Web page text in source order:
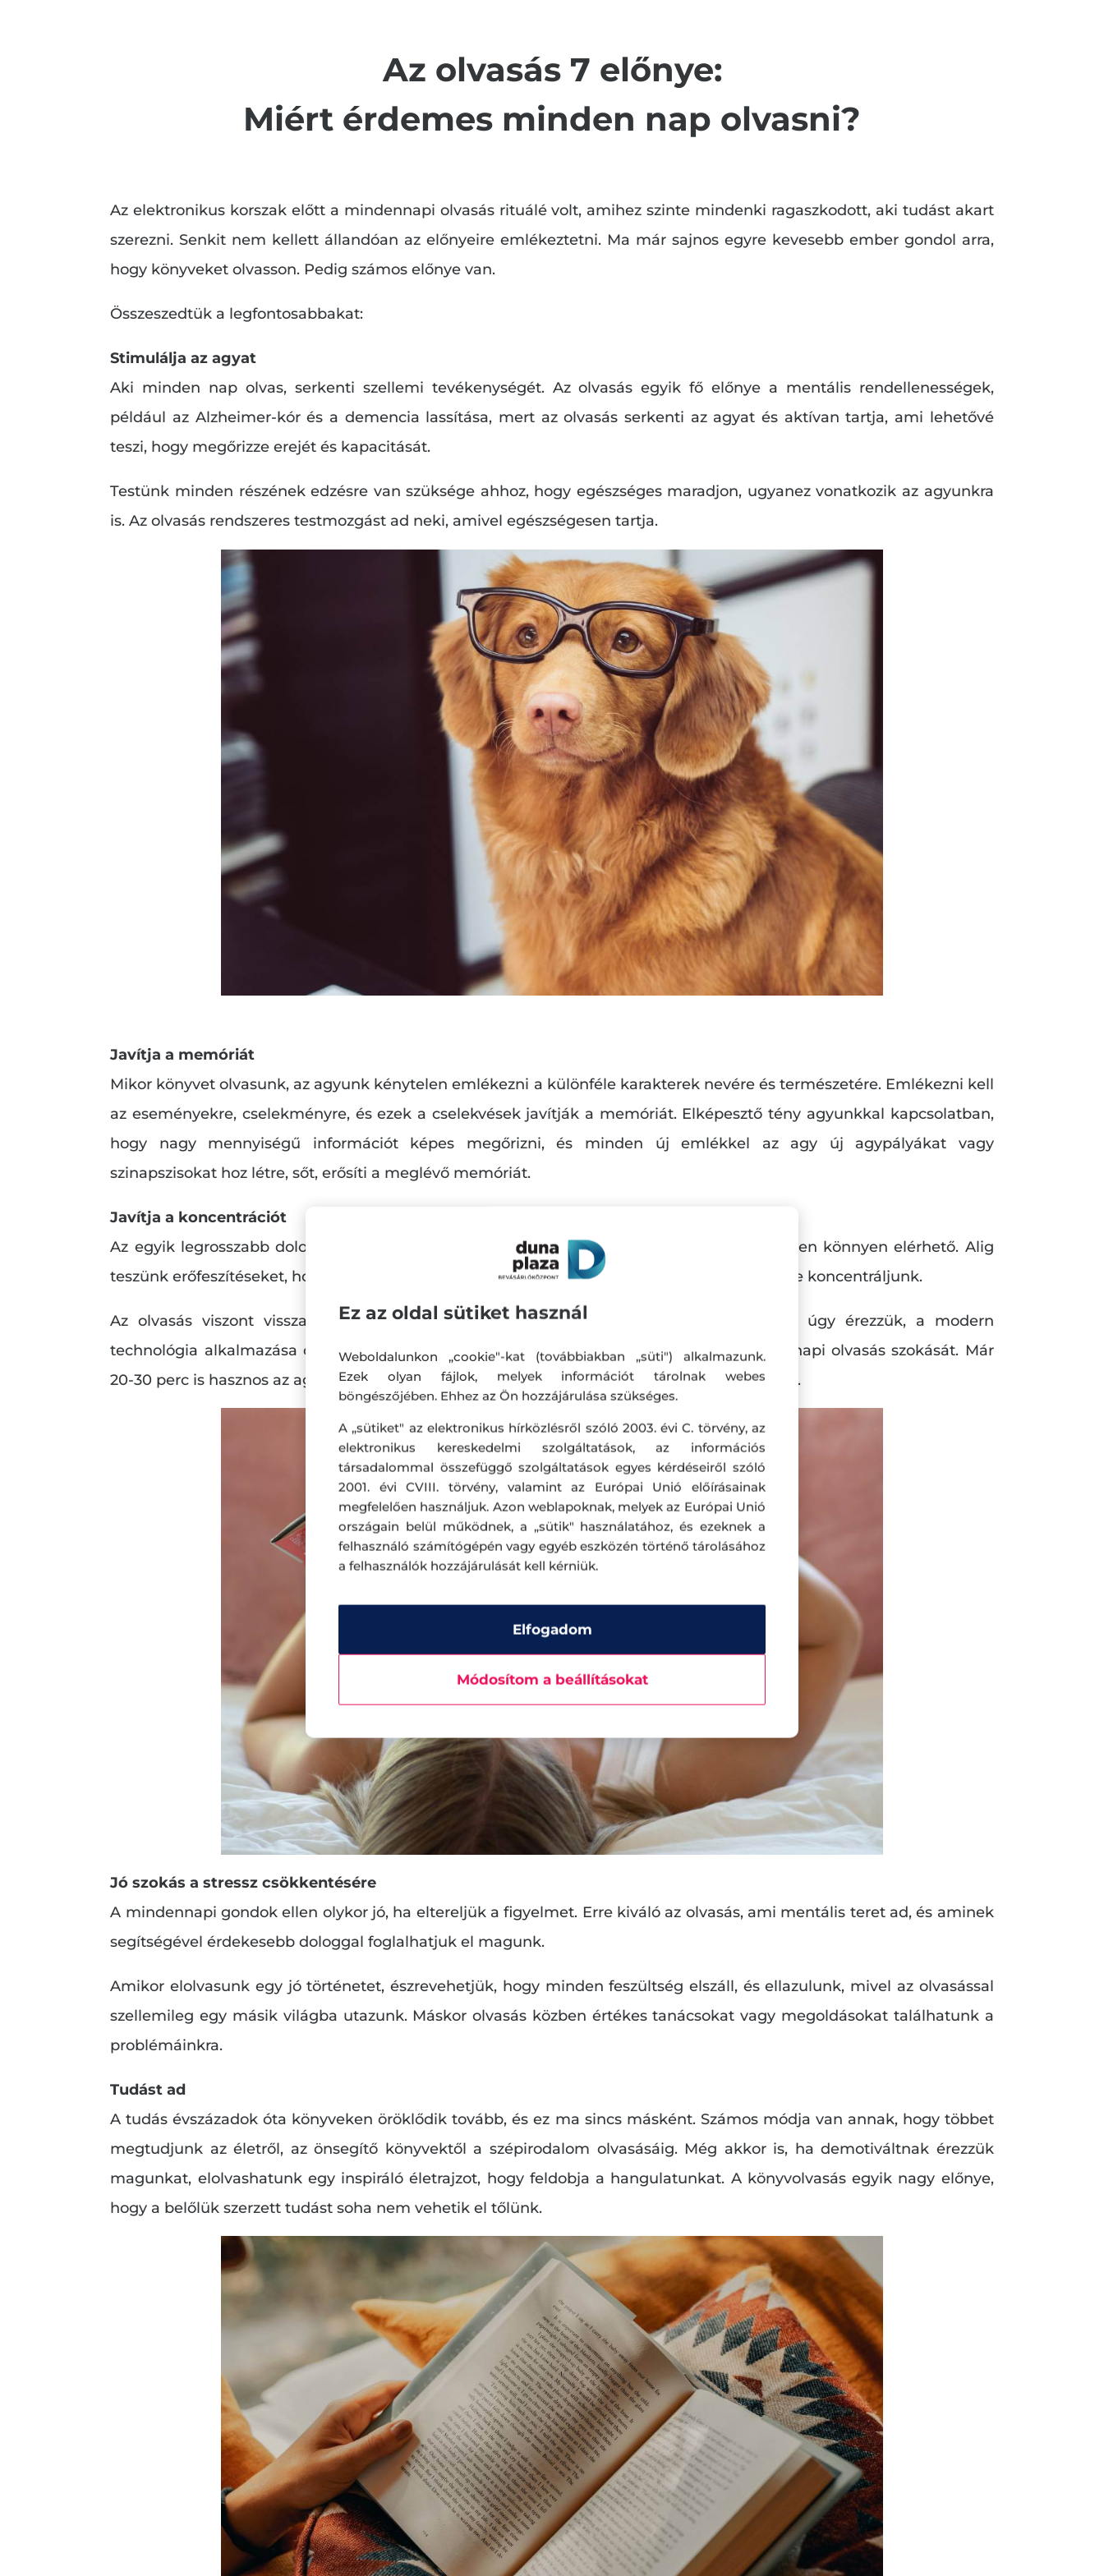
Az olvasás 7 előnye:
Miért érdemes minden nap olvasni?
Az elektronikus korszak előtt a mindennapi olvasás rituálé volt, amihez szinte mindenki ragaszkodott, aki tudást akart
szerezni. Senkit nem kellett állandóan az előnyeire emlékeztetni. Ma már sajnos egyre kevesebb ember gondol arra,
hogy könyveket olvasson. Pedig számos előnye van.
Összeszedtük a legfontosabbakat:
Stimulálja az agyat
Aki minden nap olvas, serkenti szellemi tevékenységét. Az olvasás egyik fő előnye a mentális rendellenességek,
például az Alzheimer-kór és a demencia lassítása, mert az olvasás serkenti az agyat és aktívan tartja, ami lehetővé
teszi, hogy megőrizze erejét és kapacitását.
Testünk minden részének edzésre van szüksége ahhoz, hogy egészséges maradjon, ugyanez vonatkozik az agyunkra
is. Az olvasás rendszeres testmozgást ad neki, amivel egészségesen tartja.
Javítja a memóriát
Mikor könyvet olvasunk, az agyunk kénytelen emlékezni a különféle karakterek nevére és természetére. Emlékezni kell
az eseményekre, cselekményre, és ezek a cselekvések javítják a memóriát. Elképesztő tény agyunkkal kapcsolatban,
hogy nagy mennyiségű információt képes megőrizni, és minden új emlékkel az agy új agypályákat vagy
szinapszisokat hoz létre, sőt, erősíti a meglévő memóriát.
Javítja a koncentrációt
Az egyik legrosszabb dolog, amit a technológia tett, hogy lustává tett minket. Szinte minden könnyen elérhető. Alig
teszünk erőfeszítéseket, hogy a problémák megoldására összpontosítsunk, vagy a fejlesztésre koncentráljunk.
Az olvasás viszont visszahozhatja a fókusz és a koncentráció elvesztett erejét. Így, ha úgy érezzük, a modern
technológia alkalmazása csökkenti a termelékenységünket, érdemes bevezetni a mindennapi olvasás szokását. Már
20-30 perc is hasznos az agy számára. Segíthet a jobb összpontosításban és koncentrációban.
Jó szokás a stressz csökkentésére
A mindennapi gondok ellen olykor jó, ha eltereljük a figyelmet. Erre kiváló az olvasás, ami mentális teret ad, és aminek
segítségével érdekesebb dologgal foglalhatjuk el magunk.
Amikor elolvasunk egy jó történetet, észrevehetjük, hogy minden feszültség elszáll, és ellazulunk, mivel az olvasással
szellemileg egy másik világba utazunk. Máskor olvasás közben értékes tanácsokat vagy megoldásokat találhatunk a
problémáinkra.
Tudást ad
A tudás évszázadok óta könyveken öröklődik tovább, és ez ma sincs másként. Számos módja van annak, hogy többet
megtudjunk az életről, az önsegítő könyvektől a szépirodalom olvasásáig. Még akkor is, ha demotiváltnak érezzük
magunkat, elolvashatunk egy inspiráló életrajzot, hogy feldobja a hangulatunkat. A könyvolvasás egyik nagy előnye,
hogy a belőlük szerzett tudást soha nem vehetik el tőlünk.
Ez az oldal sütiket használ
Weboldalunkon „cookie"-kat (továbbiakban „süti") alkalmazunk.
Ezek olyan fájlok, melyek információt tárolnak webes
böngészőjében. Ehhez az Ön hozzájárulása szükséges.
A „sütiket" az elektronikus hírközlésről szóló 2003. évi C. törvény, az
elektronikus kereskedelmi szolgáltatások, az információs
társadalommal összefüggő szolgáltatások egyes kérdéseiről szóló
2001. évi CVIII. törvény, valamint az Európai Unió előírásainak
megfelelően használjuk. Azon weblapoknak, melyek az Európai Unió
országain belül működnek, a „sütik" használatához, és ezeknek a
felhasználó számítógépén vagy egyéb eszközén történő tárolásához
a felhasználók hozzájárulását kell kérniük.
Elfogadom
Módosítom a beállításokat